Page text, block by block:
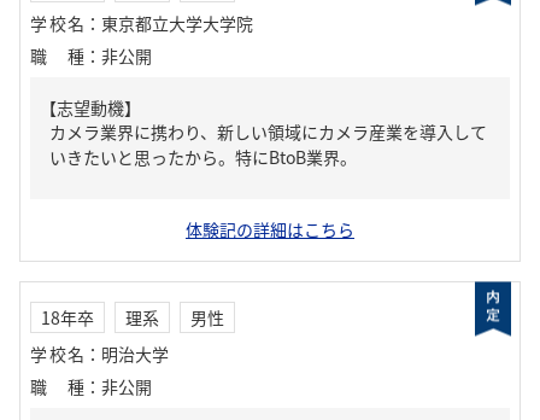
学校名 ： 東京都立大学大学院
職種 ： 非公開
【志望動機】
カメラ業界に携わり、新しい領域にカメラ産業を導入して
いきたいと思ったから。特にBtoB業界。
体験記の詳細はこちら
18年卒 理系
男性
学校名 ： 明治大学
職種 ： 非公開